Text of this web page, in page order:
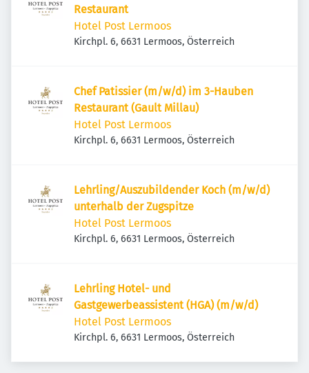
Restaurant
Hotel Post Lermoos
Kirchpl. 6, 6631 Lermoos, Österreich
Chef Patissier (m/w/d) im 3-Hauben
Restaurant (Gault Millau)
Hotel Post Lermoos
Kirchpl. 6, 6631 Lermoos, Österreich
Lehrling/Auszubildender Koch (m/w/d)
unterhalb der Zugspitze
Hotel Post Lermoos
Kirchpl. 6, 6631 Lermoos, Österreich
Lehrling Hotel- und
Gastgewerbeassistent (HGA) (m/w/d)
Hotel Post Lermoos
Kirchpl. 6, 6631 Lermoos, Österreich